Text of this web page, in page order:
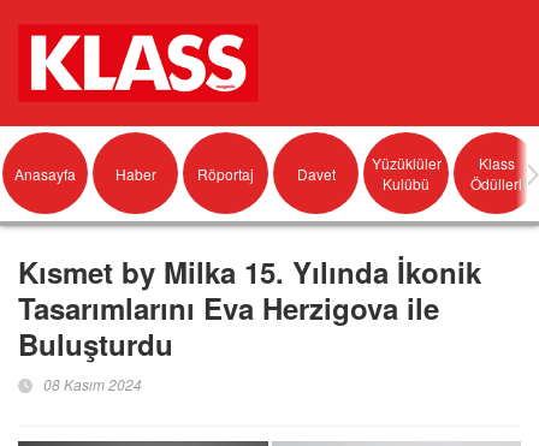
Anasayfa Haber Röportaj Davet
Yüzüklüler
Kulübü
Klass
Ödülleri
Kısmet by Milka 15. Yılında İkonik
Tasarımlarını Eva Herzigova ile
Buluşturdu
08 Kasım 2024